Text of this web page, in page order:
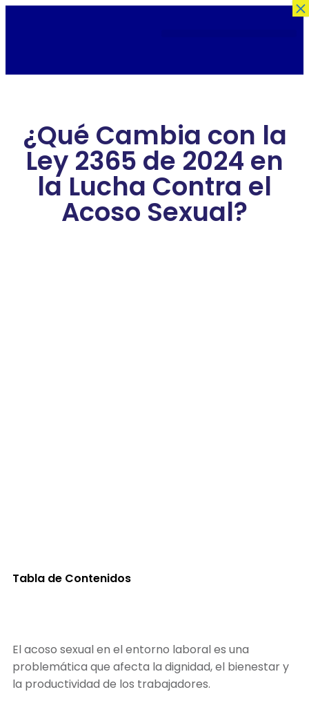
¿Qué Cambia con la
Ley 2365 de 2024 en
la Lucha Contra el
Acoso Sexual?
Tabla de Contenidos
El acoso sexual en el entorno laboral es una
problemática que afecta la dignidad, el bienestar y
la productividad de los trabajadores.
×